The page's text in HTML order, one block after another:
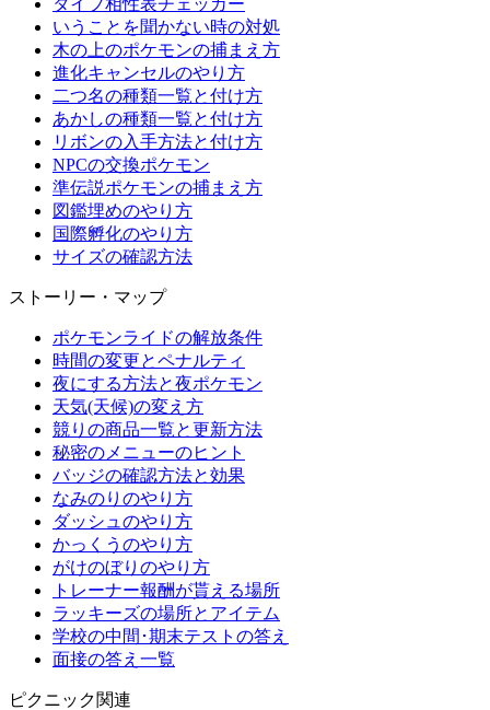
タイプ相性表チェッカー
いうことを聞かない時の対処
木の上のポケモンの捕まえ方
進化キャンセルのやり方
二つ名の種類一覧と付け方
あかしの種類一覧と付け方
リボンの入手方法と付け方
NPCの交換ポケモン
準伝説ポケモンの捕まえ方
図鑑埋めのやり方
国際孵化のやり方
サイズの確認方法
ストーリー・マップ
ポケモンライドの解放条件
時間の変更とペナルティ
夜にする方法と夜ポケモン
天気(天候)の変え方
競りの商品一覧と更新方法
秘密のメニューのヒント
バッジの確認方法と効果
なみのりのやり方
ダッシュのやり方
かっくうのやり方
がけのぼりのやり方
トレーナー報酬が貰える場所
ラッキーズの場所とアイテム
学校の中間･期末テストの答え
面接の答え一覧
ピクニック関連